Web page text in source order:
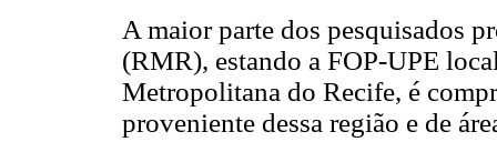
A maior parte dos pesquisados
(RMR), estando a FOP-UPE
Metropolitana do Recife, é
proveniente dessa região e de